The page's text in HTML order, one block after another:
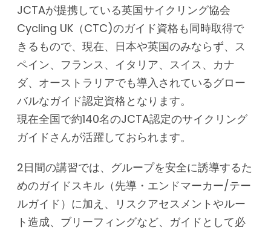
JCTAが提携している英国サイクリング協会
Cycling UK（CTC)のガイド資格も同時取得で
きるもので、現在、日本や英国のみならず、ス
ペイン、フランス、イタリア、スイス、カナ
ダ、オーストラリアでも導入されているグロー
バルなガイド認定資格となります。
現在全国で約140名のJCTA認定のサイクリング
ガイドさんが活躍しておられます。
2日間の講習では、グループを安全に誘導するた
めのガイドスキル（先導・エンドマーカー/テー
ルガイド）に加え、リスクアセスメントやルー
ト造成、ブリーフィングなど、ガイドとして必